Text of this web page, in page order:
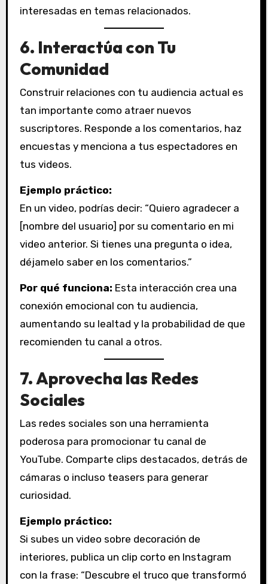
interesadas en temas relacionados.
6. Interactúa con Tu
Comunidad
Construir relaciones con tu audiencia actual es
tan importante como atraer nuevos
suscriptores. Responde a los comentarios, haz
encuestas y menciona a tus espectadores en
tus videos.
Ejemplo práctico:
En un video, podrías decir: “Quiero agradecer a
[nombre del usuario] por su comentario en mi
video anterior. Si tienes una pregunta o idea,
déjamelo saber en los comentarios.”
Por qué funciona: Esta interacción crea una
conexión emocional con tu audiencia,
aumentando su lealtad y la probabilidad de que
recomienden tu canal a otros.
7.Aprovecha las Redes
Sociales
Las redes sociales son una herramienta
poderosa para promocionar tu canal de
YouTube. Comparte clips destacados, detrás de
cámaras o incluso teasers para generar
curiosidad.
Ejemplo práctico:
Si subes un video sobre decoración de
interiores, publica un clip corto en Instagram
con la frase: “Descubre el truco que transformó